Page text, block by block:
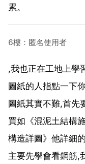
累。
6樓：匿名使用者
,我也正在工地上學
圖紙的人指點一下
圖紙其實不難,首先
買如《混泥土結構
構造詳圖》他詳細
主要先學會看鋼筋,